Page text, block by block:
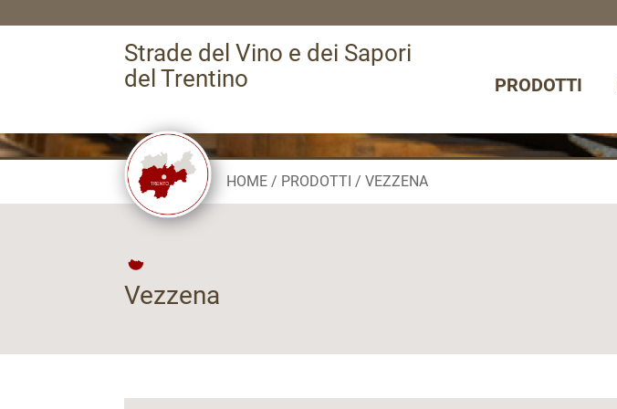
Strade del Vino e dei Sapori
del Trentino
PRODOTTI
HOME PRODOTTI VEZZENA
Vezzena